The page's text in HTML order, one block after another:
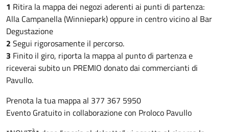
1 Ritira la mappa dei negozi aderenti ai punti di partenza:
Alla Campanella (Winniepark) oppure in centro vicino al Bar
Degustazione
2 Segui rigorosamente il percorso.
3 Finito il giro, riporta la mappa al punto di partenza e
riceverai subito un PREMIO donato dai commercianti di
Pavullo.
Prenota la tua mappa al 377 367 5950
Evento Gratuito in collaborazione con Proloco Pavullo